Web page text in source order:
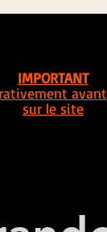
IMPORTANT
sur le site